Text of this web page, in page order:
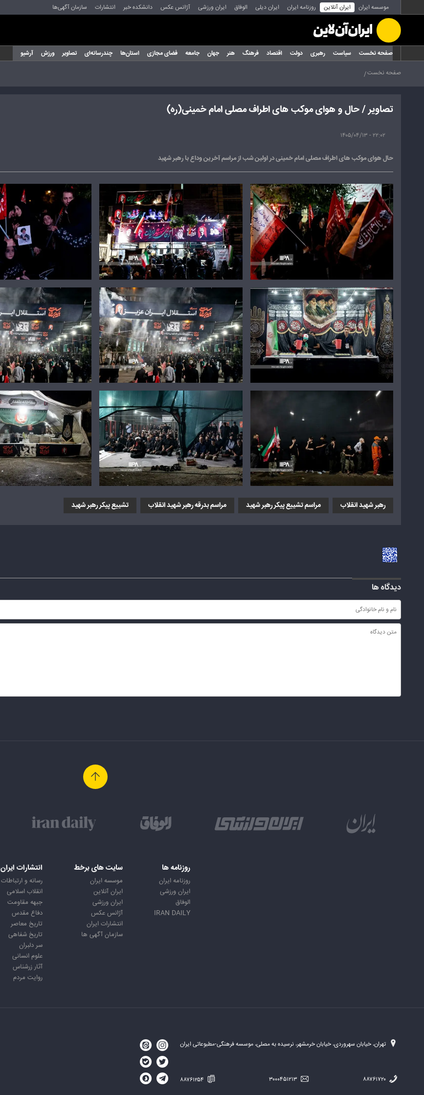
موسسه ایران ایران آنلاین روزنامه ایران ایران دیلی الوفاق ایران ورزشی آژانس عکس دانشکده خبر انتشارات سازمان آگهی‌ها
صفحه نخست سیاست رهبری دولت اقتصاد فرهنگ هنر جهان جامعه فضای مجازی استان‌ها چندرسانه‌ای تصاویر ورزش آرشیو
صفحه نخست
تصاویر / حال و هوای موکب های اطراف مصلی امام خمینی(ره)
۲۲:۰۲ - ۱۴۰۵/۰۴/۱۳
حال هوای موکب های اطراف مصلی امام خمینی در اولین شب از مراسم آخرین وداع با رهبر شهید
رهبر شهید انقلاب مراسم تشییع پیکر رهبر شهید مراسم بدرقه رهبر شهید انقلاب تشییع پیکر رهبر شهید
دیدگاه ها
روزنامه ها
روزنامه ایران
ایران ورزشی
الوفاق
IRAN DAILY
سایت های برخط
موسسه ایران
ایران آنلاین
ایران ورزشی
آژانس عکس
انتشارات ایران
سازمان آگهی ها
انتشارات ایران
رسانه و ارتباطات
انقلاب اسلامی
جبهه مقاومت
دفاع مقدس
تاریخ معاصر
تاریخ شفاهی
سر دلبران
علوم انسانی
آثار زرشناس
روایت مردم
تهران، خیابان سهروردی، خیابان خرمشهر، نرسیده به مصلی، موسسه فرهنگی-مطبوعاتی ایران